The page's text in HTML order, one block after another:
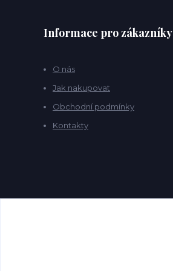
Informace pro zákazníky
O nás
Jak nakupovat
Obchodní podmínky
Kontakty